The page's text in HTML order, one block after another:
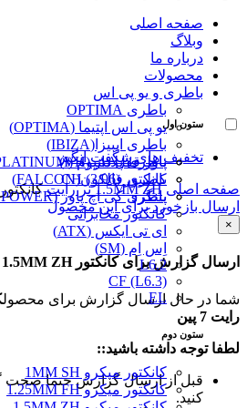
صفحه اصلی
وبلاگ
درباره ما
محصولات
ستون اول
پاور قفل دار (VH)
کانکتور (3/96) CH
پینگرد
کانکتور مخابراتی
ای تی ایکس (ATX)
اِس اِم (SM)
L6.2
CF (L6.3)
EL
ستون دوم
کانکتور میکرو 1MM SH
کانکتور میکرو 1.25MM FH
باطری و یو پی اس
باطری OPTIMA
یو پی اس اپتیما (OPTIMA)
باطری ایبیزا(IBIZA)
باطری پلاتینیوم (PLATINUM)
باطری فالکون(FALCON)
باطری کی اچ پاور (KH POWER)
تخفیف های شگفت انگیز
صفحه اصلی 1.5MM ZH نر رایت
کانکتور 1.5MM ZH نر رایت 7 پین
ارسال بازخورد برای این محصول
×
ارسال گزارش برای کانکتور 1.5MM ZH نر رایت 7 پین
شما در حال ارسال گزارش برای محصول
رایت 7 پین
لطفا توجه داشته باشید::
قبل از ارسال گزارش حتما صحت
کنید.